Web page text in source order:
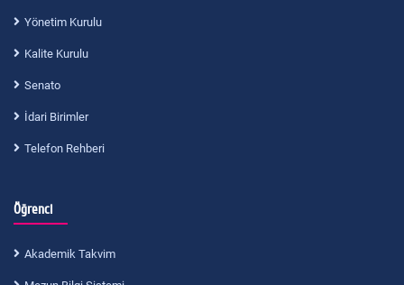
Yönetim Kurulu
Kalite Kurulu
Senato
İdari Birimler
Telefon Rehberi
Öğrenci
Akademik Takvim